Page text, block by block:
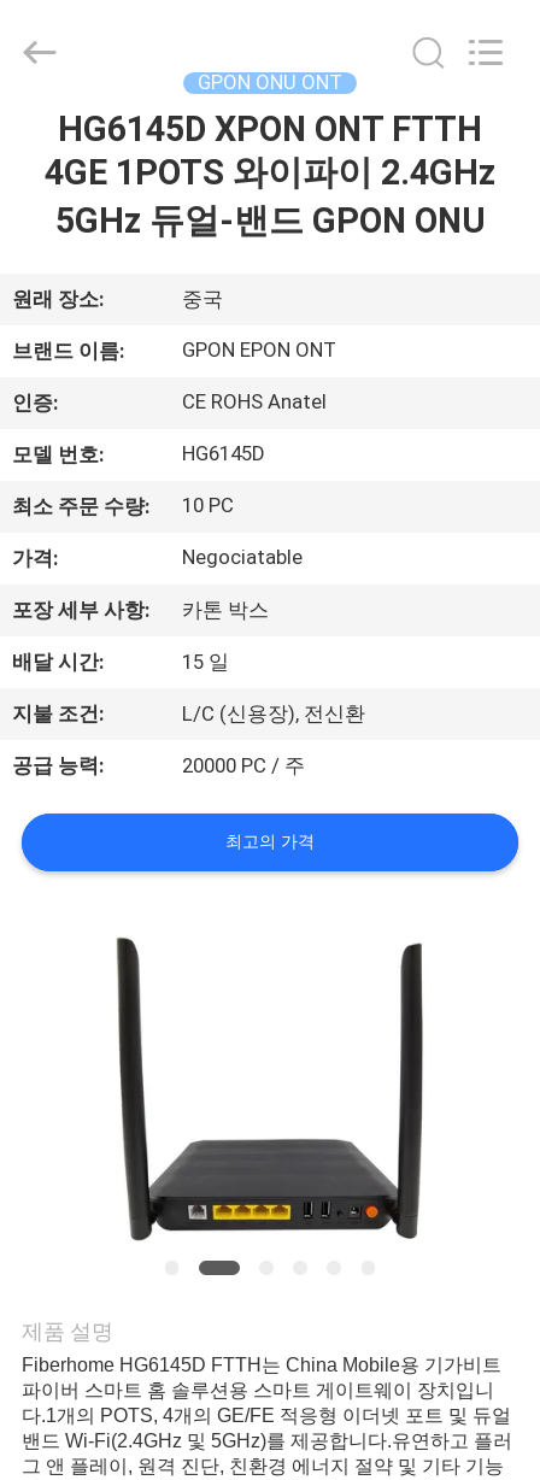
우
리
에
대
하
공
장
여
행
요
인
용
INDUSTRIAL
GPON ONU ONT
HG6145D XPON ONT FTTH
4GE 1POTS 와이파이 2.4GHz
5GHz 듀얼-밴드 GPON ONU
원래 장소: 중국
브랜드 이름: GPON EPON ONT
인증: CE ROHS Anatel
모델 번호: HG6145D
최소 주문 수량: 10 PC
가격: Negociatable
포장 세부 사항: 카톤 박스
배달 시간: 15 일
지불 조건: L/C (신용장), 전신환
공급 능력: 20000 PC / 주
최고의 가격
제품 설명
Fiberhome HG6145D FTTH는 China Mobile용 기가비트
파이버 스마트 홈 솔루션용 스마트 게이트웨이 장치입니
다.1개의 POTS, 4개의 GE/FE 적응형 이더넷 포트 및 듀얼
밴드 Wi-Fi(2.4GHz 및 5GHz)를 제공합니다.유연하고 플러
그 앤 플레이, 원격 진단, 친환경 에너지 절약 및 기타 기능